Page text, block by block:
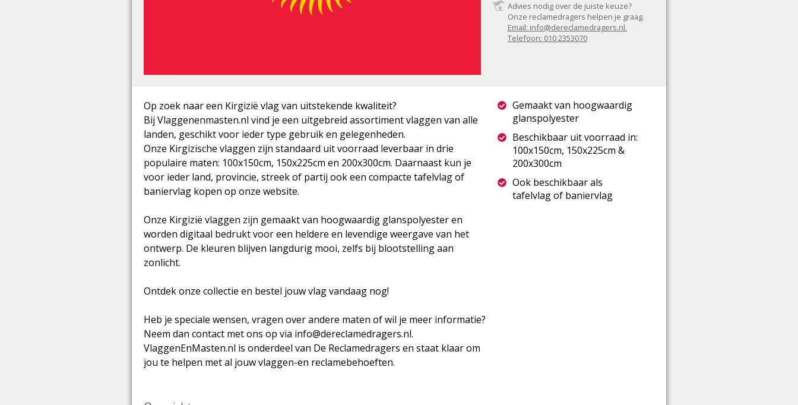
Advies nodig over de juiste keuze?
Onze reclamedragers helpen je graag.
Email: info@dereclamedragers.nl.
Telefoon: 010 2353070
Op zoek naar een Kirgizië vlag van uitstekende kwaliteit?
Bij Vlaggenenmasten.nl vind je een uitgebreid assortiment vlaggen van alle
landen, geschikt voor ieder type gebruik en gelegenheden.
Onze Kirgizische vlaggen zijn standaard uit voorraad leverbaar in drie
populaire maten: 100x150cm, 150x225cm en 200x300cm. Daarnaast kun je
voor ieder land, provincie, streek of partij ook een compacte tafelvlag of
baniervlag kopen op onze website.
Onze Kirgizië vlaggen zijn gemaakt van hoogwaardig glanspolyester en
worden digitaal bedrukt voor een heldere en levendige weergave van het
ontwerp. De kleuren blijven langdurig mooi, zelfs bij blootstelling aan
zonlicht.
Ontdek onze collectie en bestel jouw vlag vandaag nog!
Heb je speciale wensen, vragen over andere maten of wil je meer informatie?
Neem dan contact met ons op via info@dereclamedragers.nl.
VlaggenEnMasten.nl is onderdeel van De Reclamedragers en staat klaar om
jou te helpen met al jouw vlaggen-en reclamebehoeften.
Gemaakt van hoogwaardig
glanspolyester
Beschikbaar uit voorraad in:
100x150cm, 150x225cm &
200x300cm
Ook beschikbaar als
tafelvlag of baniervlag